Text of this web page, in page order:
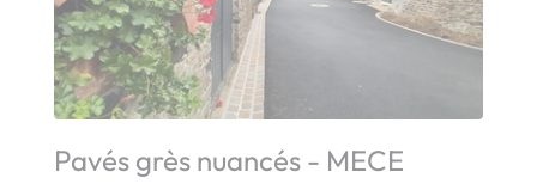
Pavés grès nuancés - MECE